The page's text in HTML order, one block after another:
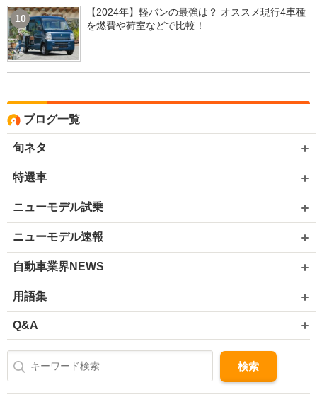
10
【2024年】軽バンの最強は？ オススメ現行4車種
を燃費や荷室などで比較！
ブログ一覧
旬ネタ
特選車
ニューモデル試乗
ニューモデル速報
自動車業界NEWS
用語集
Q&A